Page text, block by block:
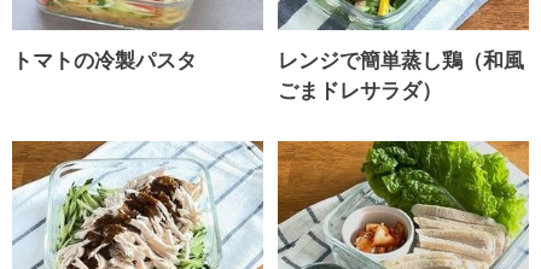
トマトの冷製パスタ
レンジで簡単蒸し鶏（和風
ごまドレサラダ）